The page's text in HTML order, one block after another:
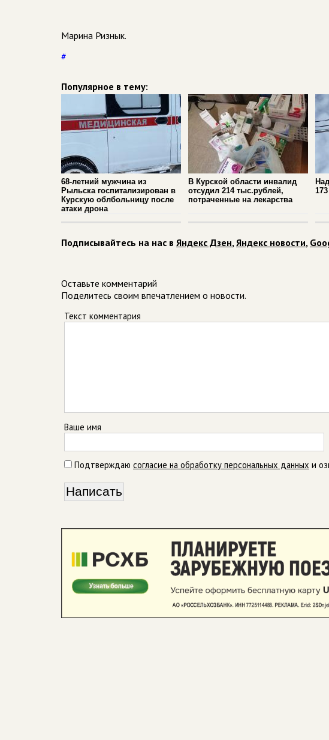
Марина Ризнык.
#
Популярное в тему:
68-летний мужчина из
Рыльска госпитализирован в
Курскую облбольницу после
атаки дрона
В Курской области инвалид
отсудил 214 тыс.рублей,
потраченные на лекарства
Подписывайтесь на нас в Яндекс Дзен,Яндекс новости,
Оставьте комментарий
Поделитесь своим впечатлением о новости.
Текст комментария
Ваше имя
Подтверждаю согласие на обработку персональных данных и